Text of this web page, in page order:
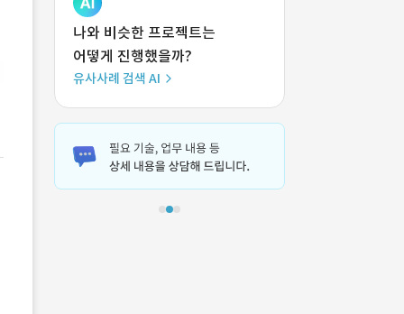
나와 비슷한 프로젝트는
어떻게 진행했을까?
유사사례 검색 AI